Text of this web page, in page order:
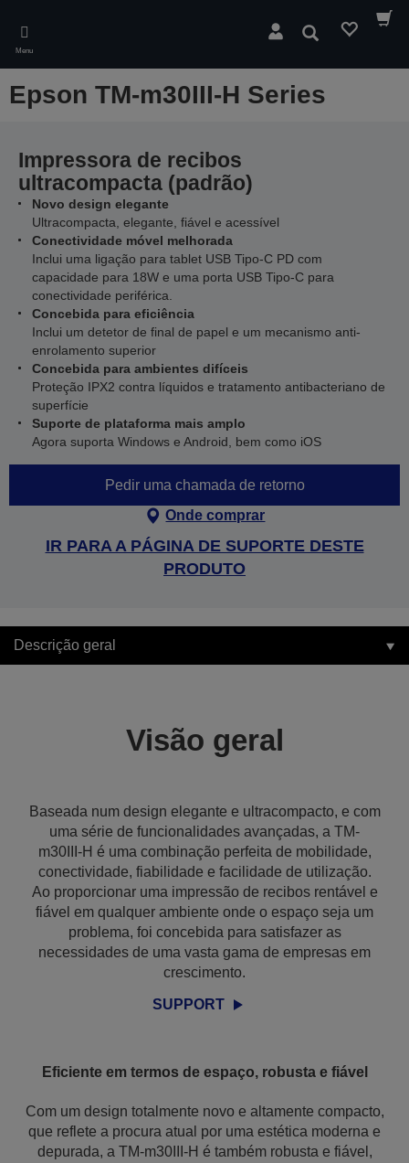
main
content
Menu
Pesquisar
Epson TM-m30III-H Series
Impressora de recibos
ultracompacta (padrão)
Novo design elegante
Ultracompacta, elegante, fiável e acessível
Conectividade móvel melhorada
Inclui uma ligação para tablet USB Tipo-C PD com
capacidade para 18W e uma porta USB Tipo-C para
conectividade periférica.
Concebida para eficiência
Inclui um detetor de final de papel e um mecanismo anti-
enrolamento superior
Concebida para ambientes difíceis
Proteção IPX2 contra líquidos e tratamento antibacteriano de
superfície
Suporte de plataforma mais amplo
Agora suporta Windows e Android, bem como iOS
Pedir uma chamada de retorno
Onde comprar
IR PARA A PÁGINA DE SUPORTE DESTE
PRODUTO
Descrição geral
Visão geral
Baseada num design elegante e ultracompacto, e com
uma série de funcionalidades avançadas, a TM-
m30III-H é uma combinação perfeita de mobilidade,
conectividade, fiabilidade e facilidade de utilização.
Ao proporcionar uma impressão de recibos rentável e
fiável em qualquer ambiente onde o espaço seja um
problema, foi concebida para satisfazer as
necessidades de uma vasta gama de empresas em
crescimento.
SUPPORT
Eficiente em termos de espaço, robusta e fiável
Com um design totalmente novo e altamente compacto,
que reflete a procura atual por uma estética moderna e
depurada, a TM-m30III-H é também robusta e fiável,